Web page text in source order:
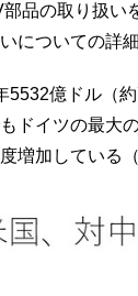
品の取り扱い
についての詳
億ドル（
ドイツの最大
増加している（